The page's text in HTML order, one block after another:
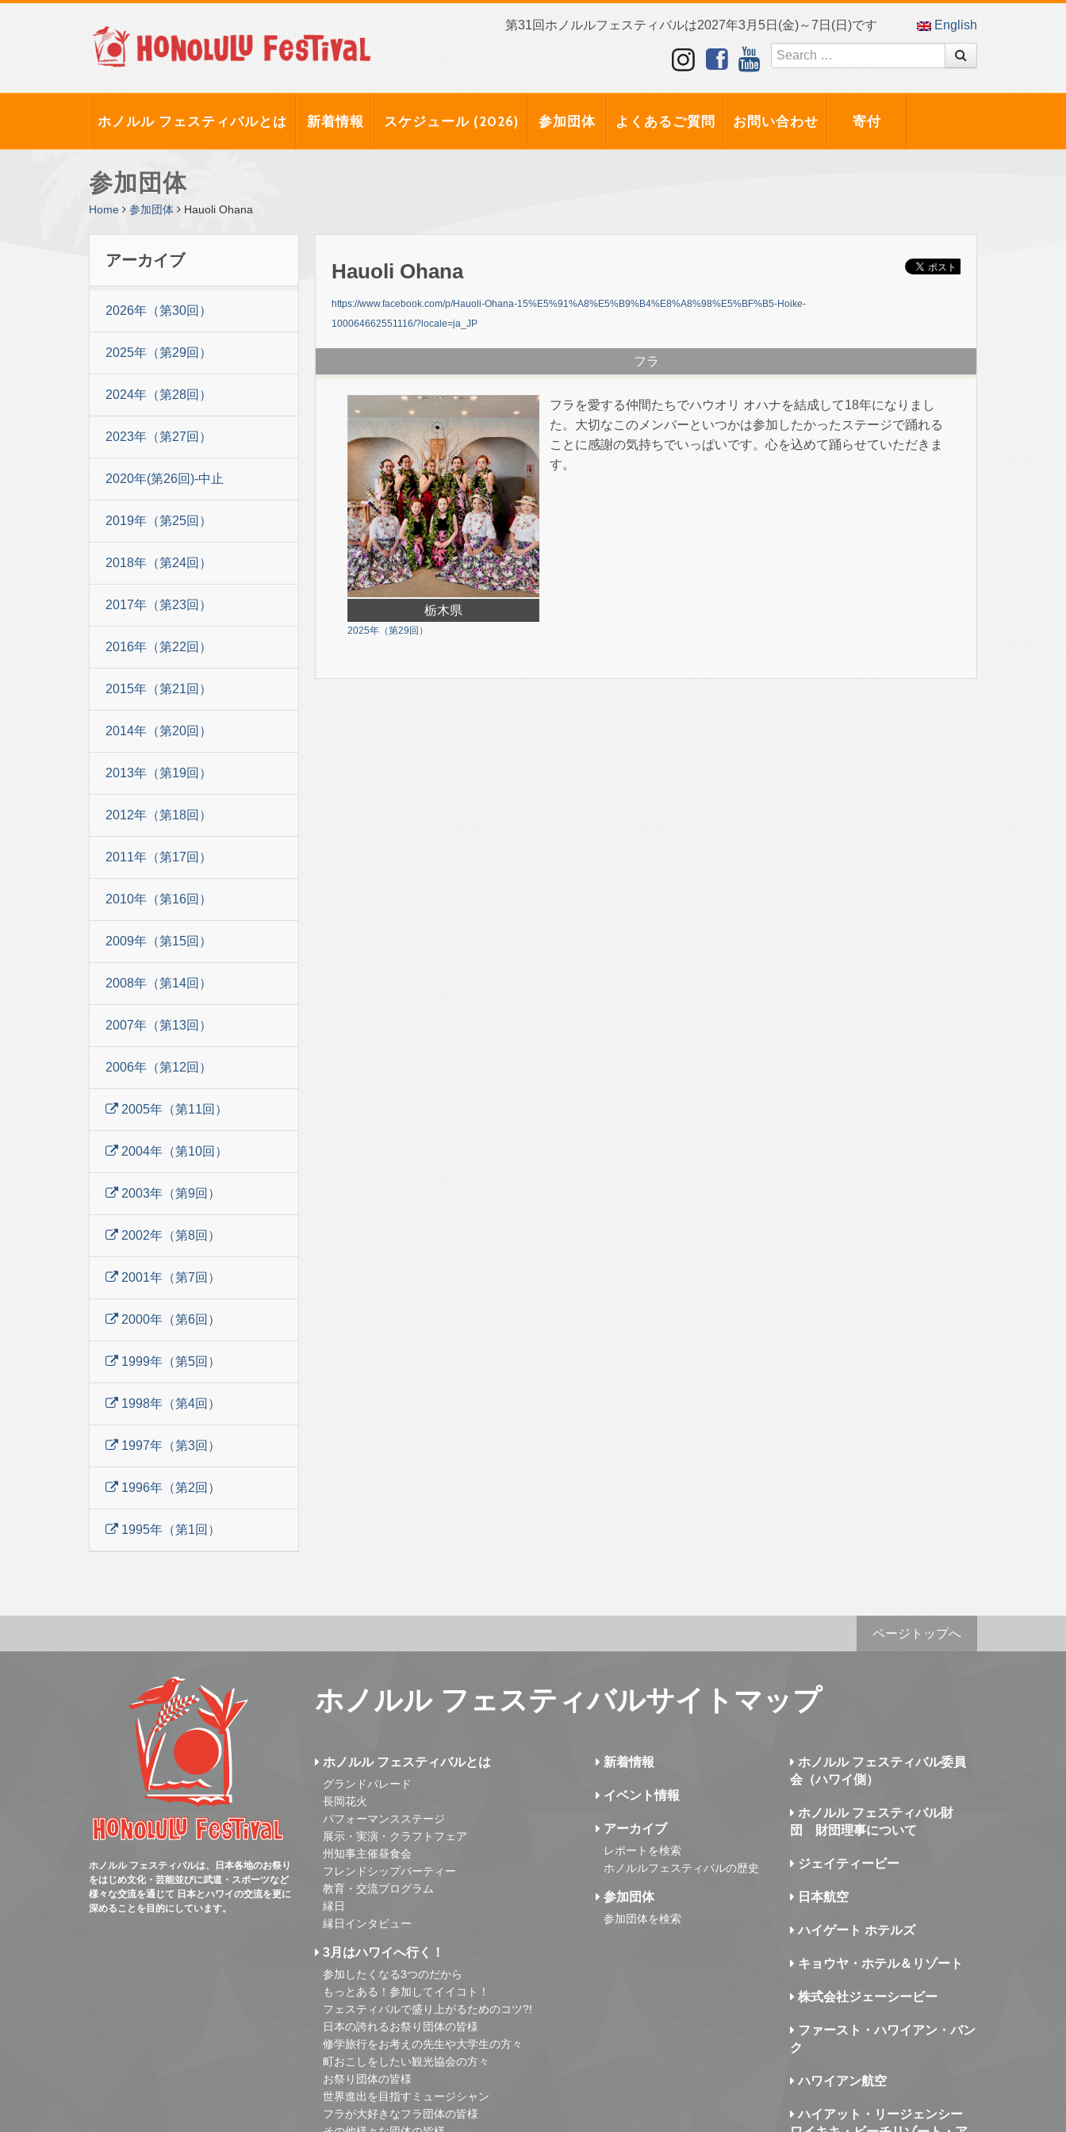
第31回ホノルルフェスティバルは2027年3月5日(金)～7日(日)です English
ホノルル フェスティバルとは 新着情報 スケジュール (2026) 参加団体 よくあるご質問 お問い合わせ 寄付
参加団体
Home 参加団体 Hauoli Ohana
アーカイブ
2026年（第30回）
2025年（第29回）
2024年（第28回）
2023年（第27回）
2020年(第26回)-中止
2019年（第25回）
2018年（第24回）
2017年（第23回）
2016年（第22回）
2015年（第21回）
2014年（第20回）
2013年（第19回）
2012年（第18回）
2011年（第17回）
2010年（第16回）
2009年（第15回）
2008年（第14回）
2007年（第13回）
2006年（第12回）
2005年（第11回）
2004年（第10回）
2003年（第9回）
2002年（第8回）
2001年（第7回）
2000年（第6回）
1999年（第5回）
1998年（第4回）
1997年（第3回）
1996年（第2回）
1995年（第1回）
Hauoli Ohana
https://www.facebook.com/p/Hauoli-Ohana-15%E5%91%A8%E5%B9%B4%E8%A8%98%E5%BF%B5-Hoike-
100064662551116/?locale=ja_JP
フラ
栃木県
2025年（第29回）
フラを愛する仲間たちでハウオリ オハナを結成して18年になりまし
た。大切なこのメンバーといつかは参加したかったステージで踊れる
ことに感謝の気持ちでいっぱいです。心を込めて踊らせていただきま
す。
ページトップへ
ホノルル フェスティバルは、日本各地のお祭り
をはじめ文化・芸能並びに武道・スポーツなど
様々な交流を通じて 日本とハワイの交流を更に
深めることを目的にしています。
ホノルル フェスティバルサイトマップ
ホノルル フェスティバルとは
グランドパレード
長岡花火
パフォーマンスステージ
展示・実演・クラフトフェア
州知事主催昼食会
フレンドシップパーティー
教育・交流プログラム
縁日
縁日インタビュー
3月はハワイへ行く！
参加したくなる3つのだから
もっとある！参加してイイコト！
フェスティバルで盛り上がるためのコツ?!
日本の誇れるお祭り団体の皆様
修学旅行をお考えの先生や大学生の方々
町おこしをしたい観光協会の方々
お祭り団体の皆様
世界進出を目指すミュージシャン
フラが大好きなフラ団体の皆様
新着情報
イベント情報
アーカイブ
レポートを検索
ホノルルフェスティバルの歴史
参加団体
参加団体を検索
ホノルル フェスティバル委員
会（ハワイ側）
ホノルル フェスティバル財
団 財団理事について
ジェイティービー
日本航空
ハイゲート ホテルズ
キョウヤ・ホテル＆リゾート
株式会社ジェーシービー
ファースト・ハワイアン・バン
ク
ハワイアン航空
ハイアット・リージェンシー